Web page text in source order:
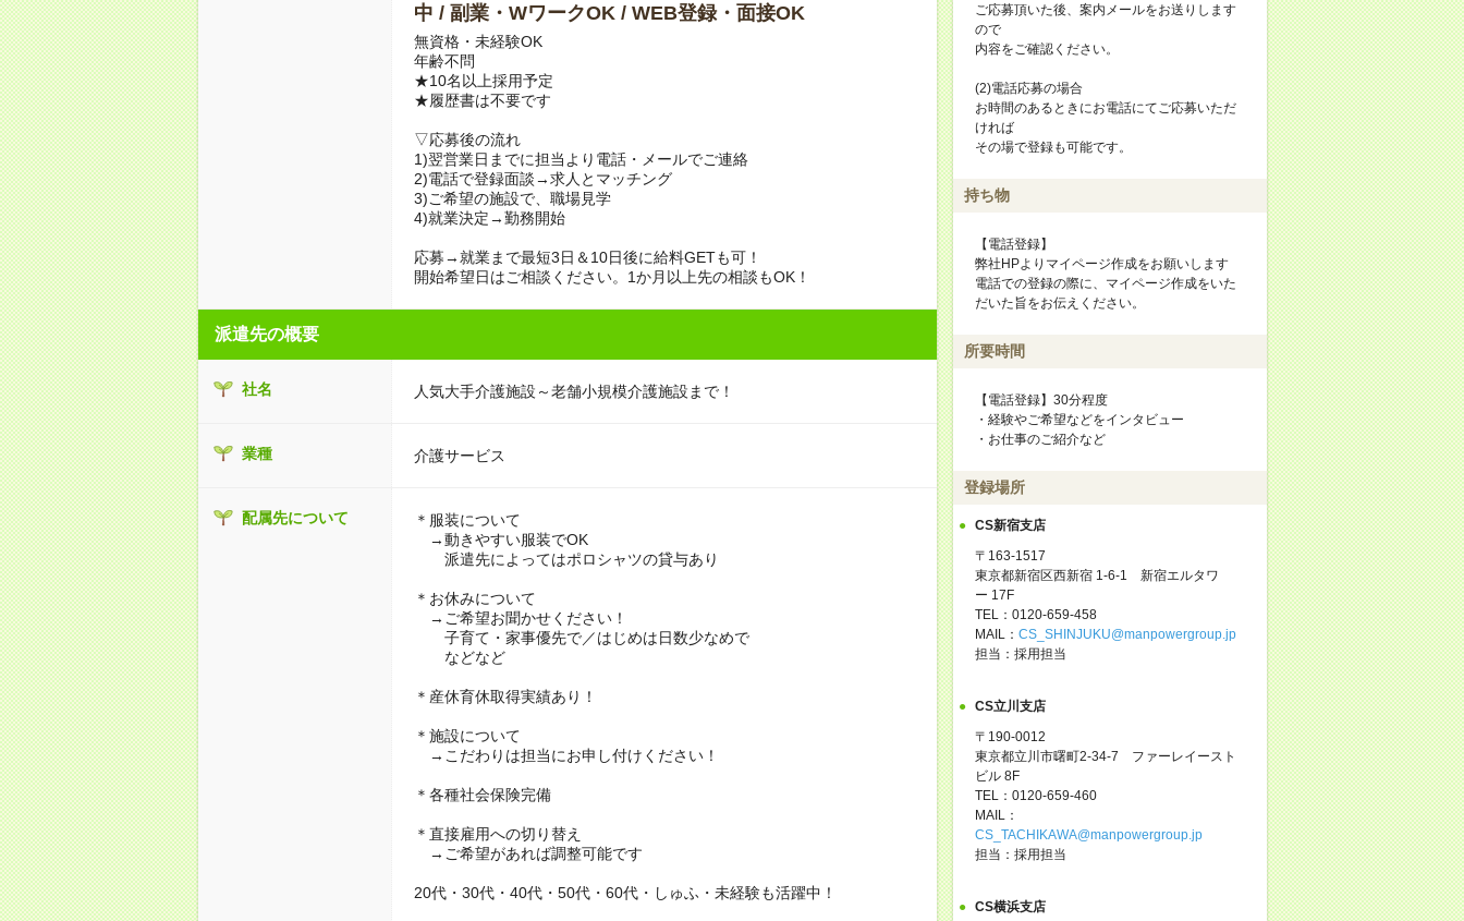
中 / 副業・WワークOK / WEB登録・面接OK
無資格・未経験OK
年齢不問
★10名以上採用予定
★履歴書は不要です
▽応募後の流れ
1)翌営業日までに担当より電話・メールでご連絡
2)電話で登録面談→求人とマッチング
3)ご希望の施設で、職場見学
4)就業決定→勤務開始
応募→就業まで最短3日＆10日後に給料GETも可！
開始希望日はご相談ください。1か月以上先の相談もOK！
派遣先の概要
社名 人気大手介護施設～老舗小規模介護施設まで！
業種 介護サービス
配属先について
＊服装について
→動きやすい服装でOK
派遣先によってはポロシャツの貸与あり
＊お休みについて
→ご希望お聞かせください！
子育て・家事優先で／はじめは日数少なめで
などなど
＊産休育休取得実績あり！
＊施設について
→こだわりは担当にお申し付けください！
＊各種社会保険完備
＊直接雇用への切り替え
→ご希望があれば調整可能です
20代・30代・40代・50代・60代・しゅふ・未経験も活躍中！
ご応募頂いた後、案内メールをお送りします
ので
内容をご確認ください。
(2)電話応募の場合
お時間のあるときにお電話にてご応募いただ
ければ
その場で登録も可能です。
持ち物
【電話登録】
弊社HPよりマイページ作成をお願いします
電話での登録の際に、マイページ作成をいた
だいた旨をお伝えください。
所要時間
【電話登録】30分程度
・経験やご希望などをインタビュー
・お仕事のご紹介など
登録場所
CS新宿支店
〒163-1517
東京都新宿区西新宿 1-6-1 新宿エルタワ
ー 17F
TEL：0120-659-458
MAIL： CS_SHINJUKU@manpowergroup.jp
担当：採用担当
CS立川支店
〒190-0012
東京都立川市曙町2-34-7 ファーレイースト
ビル 8F
TEL：0120-659-460
MAIL：
CS_TACHIKAWA@manpowergroup.jp
担当：採用担当
CS横浜支店